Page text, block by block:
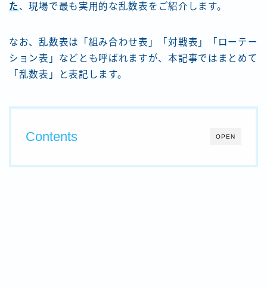
た 、現場で最も実用的な乱数表をご紹介します。
なお、乱数表は「組み合わせ表」「対戦表」「ローテー
ション表」などとも呼ばれますが、本記事ではまとめて
「乱数表」と表記します。
OPEN
Contents